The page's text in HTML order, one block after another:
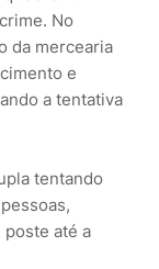
No
da mercearia
e
a tentativa
tentando
até a